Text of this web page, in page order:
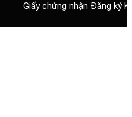
Giấy chứng nhận Đăng ký